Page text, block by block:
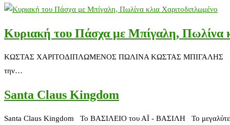
Κυριακή του Πάσχα με Μπίγαλη, Πωλίνα
ΚΩΣΤΑΣ ΧΑΡΙΤΟΔΙΠΛΩΜΕΝΟΣ ΠΩΛΙΝΑ ΚΩΣΤΑΣ ΜΠΙΓΑΛΗΣ ..το
την…
Santa Claus Kingdom
Santa Claus Kingdom Το ΒΑΣΙΛΕΙΟ του ΑΪ - ΒΑΣΙΛΗ Το μεγαλύτερο